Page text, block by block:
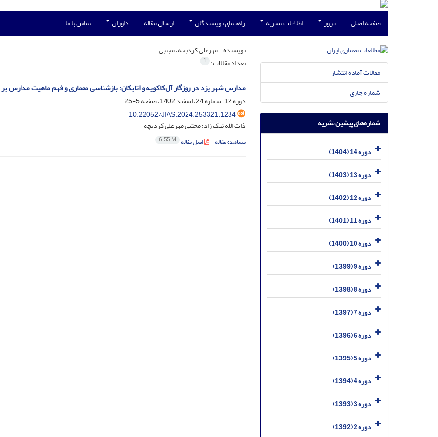
صفحه اصلی مرور اطلاعات نشریه راهنمای نویسندگان ارسال مقاله داوران تماس با ما
نویسنده =مهرعلی کردبچه، مجتبی
تعداد مقالات: 1
مدارس شهر یزد در روزگار آل‌کاکویه و اتابکان: بازشناسی معماری و فهم ماهیت مدارس
دوره 12، شماره 24، اسفند 1402، صفحه
5-25
10.22052/JIAS.2024.253321.1234
ذات الله نیک زاد؛ مجتبی مهرعلی کردبچه
مشاهده مقاله اصل مقاله 6.55 M
مقالات آماده انتشار
شماره جاری
شماره‌های پیشین نشریه
دوره 14 (1404)
دوره 13 (1403)
دوره 12 (1402)
دوره 11 (1401)
دوره 10 (1400)
دوره 9 (1399)
دوره 8 (1398)
دوره 7 (1397)
دوره 6 (1396)
دوره 5 (1395)
دوره 4 (1394)
دوره 3 (1393)
دوره 2 (1392)